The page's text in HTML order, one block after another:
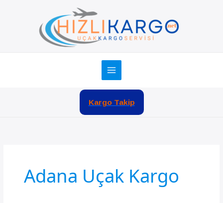
Kargo Takip
Adana Uçak Kargo